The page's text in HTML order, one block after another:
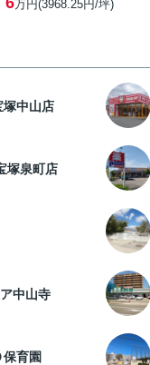
万円(3968.25円/坪)
塚中山店
塚泉町店
中山寺
育園